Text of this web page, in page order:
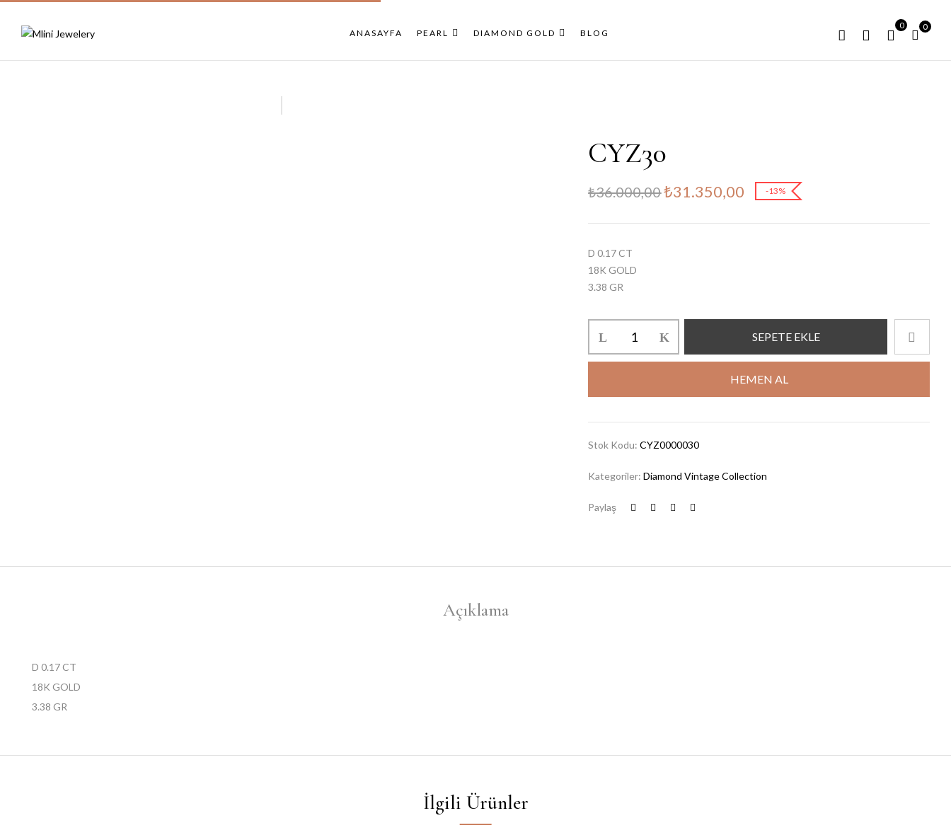
ANASAYFA PEARL DIAMOND GOLD BLOG
0 0
CYZ30
₺36.000,00₺31.350,00 -13%
D 0.17 CT
18K GOLD
3.38 GR
SEPETE EKLE
HEMEN AL
Stok Kodu:CYZ0000030
Kategoriler:Diamond Vintage Collection
Paylaş
Açıklama
D 0.17 CT
18K GOLD
3.38 GR
İlgili Ürünler